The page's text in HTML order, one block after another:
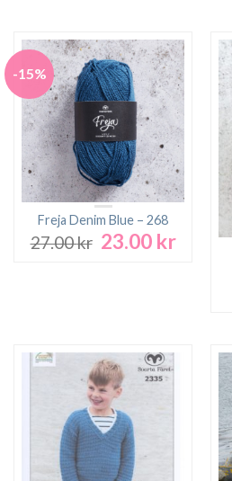
-15%
Freja Denim Blue – 268
27.00kr Det
23.00 krDet